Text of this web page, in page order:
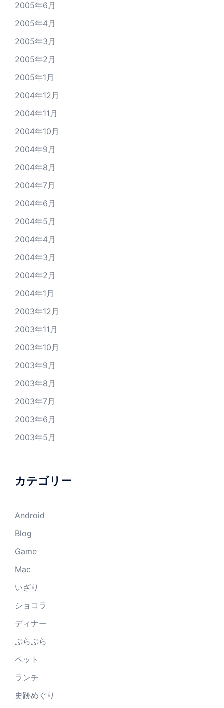
2005年6月
2005年4月
2005年3月
2005年2月
2005年1月
2004年12月
2004年11月
2004年10月
2004年9月
2004年8月
2004年7月
2004年6月
2004年5月
2004年4月
2004年3月
2004年2月
2004年1月
2003年12月
2003年11月
2003年10月
2003年9月
2003年8月
2003年7月
2003年6月
2003年5月
カテゴリー
Android
Blog
Game
Mac
いざり
ショコラ
ディナー
ぶらぶら
ペット
ランチ
史跡めぐり